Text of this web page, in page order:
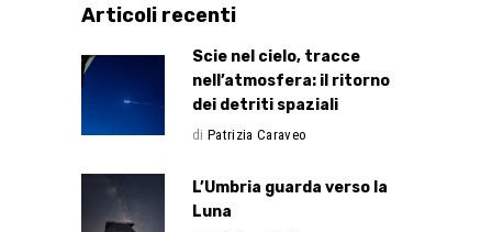
Articoli recenti
Scie nel cielo, tracce
nell’atmosfera: il ritorno
dei detriti spaziali
di Patrizia Caraveo
L’Umbria guarda verso la
Luna